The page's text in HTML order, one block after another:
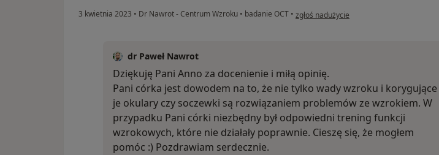
3 kwietnia 2023 • Dr Nawrot - Centrum Wzroku • badanie OCT • w opinii użytkownika Anna
zgłoś nadużycie
dr Paweł Nawrot
Dziękuję Pani Anno za docenienie i miłą opinię.
Pani córka jest dowodem na to, że nie tylko wady wzroku i korygujące
je okulary czy soczewki są rozwiązaniem problemów ze wzrokiem. W
przypadku Pani córki niezbędny był odpowiedni trening funkcji
wzrokowych, które nie działały poprawnie. Cieszę się, że mogłem
pomóc :) Pozdrawiam serdecznie.